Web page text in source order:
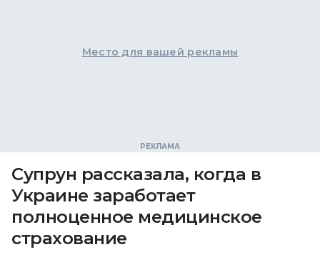
Место для вашей рекламы
Супрун рассказала, когда в
Украине заработает
полноценное медицинское
страхование